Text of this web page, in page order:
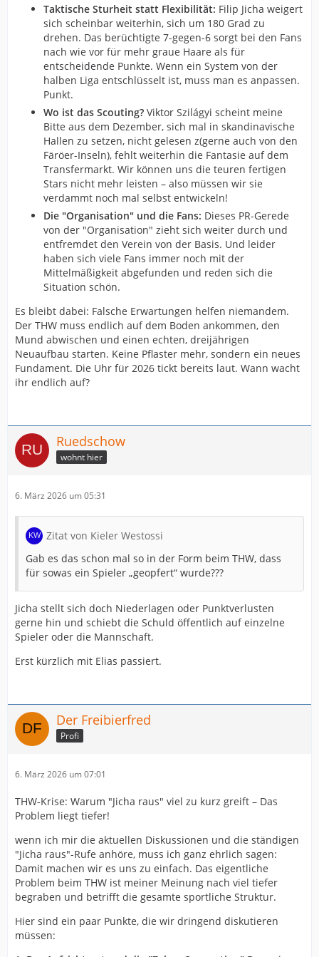
Szilagy ist planlos und kauft wild etwas zusammen, aber
Weltklasse ist nicht dabei. Jetzt kommen sicherlich
einige ganz Schlaue und sagen, dass zum THW die
Weltklassespieler nicht mehr wollen, aber warum ist das
so? Wer hat daran Schuld und wann wurde es so? Soll
ich es euch sagen? Nach dem Abgang von Gislason. Da
ging es los. Ja, es wurden danach noch Meisterschaften
gewonnen, aber das war größtenteils mit einem Kader
von ihm zusammengestellt.
Die Lösung? Szilagy muss sich weniger auf der
Auswechselbank herumtreiben, sondern sich ins Auto
setzen und sich die nord-europäischen Hallen von
innen anschauen. Junge, hungrige Spieler finden die
Lust auf die Bundesliga haben. Ja, es wird 2–3 Jahre
benötigen, aber man hat dann einen Kader, um die
Meisterschaft wieder zu gewinnen. Spieler, bei denen
es Spaß macht, zuzuschauen, und die das Potenzial
haben, Weltklasse zu werden. Anders sehe ich es im
Moment nicht. Vielleicht mit Skippy auf die Färöer-
Inseln fahren und sich da einige Spieler anschauen. 18–
Spieler kann sich der THW gerade nicht mehr leisten.
Vor allem nicht von Meisterschaft und CL träumen,
sondern auf dem Boden ankommen, Mund abwischen
und mal wieder anfangen, etwas aufzubauen. Falsche
Erwartungen helfen niemandem. Der THW hat das
Potenzial, aber es fehlen die richtigen Baumeister. Ich
Dieses 7 gegen 6 will keiner mehr sehen und es bringt
nicht den gewünschten Erfolg. Das muss ihm doch mal
jemand sagen, wenn er es nicht selbst sieht. So, ich bin
Taktische Sturheit statt Flexibilität: Filip Jicha weigert
sich scheinbar weiterhin, sich um 180 Grad zu
drehen. Das berüchtigte 7-gegen-6 sorgt bei den Fans
nach wie vor für mehr graue Haare als für
entscheidende Punkte. Wenn ein System von der
halben Liga entschlüsselt ist, muss man es anpassen.
Punkt.
Wo ist das Scouting? Viktor Szilágyi scheint meine
Bitte aus dem Dezember, sich mal in skandinavische
Hallen zu setzen, nicht gelesen z(gerne auch von den
Färöer-Inseln), fehlt weiterhin die Fantasie auf dem
Transfermarkt. Wir können uns die teuren fertigen
Stars nicht mehr leisten – also müssen wir sie
verdammt noch mal selbst entwickeln!
Die "Organisation" und die Fans: Dieses PR-Gerede
von der "Organisation" zieht sich weiter durch und
entfremdet den Verein von der Basis. Und leider
haben sich viele Fans immer noch mit der
Mittelmäßigkeit abgefunden und reden sich die
Situation schön.
Es bleibt dabei: Falsche Erwartungen helfen niemandem.
Der THW muss endlich auf dem Boden ankommen, den
Mund abwischen und einen echten, dreijährigen
Neuaufbau starten. Keine Pflaster mehr, sondern ein neues
Fundament. Die Uhr für 2026 tickt bereits laut. Wann wacht
ihr endlich auf?
Ruedschow
wohnt hier
6. März 2026 um 05:31
Zitat von Kieler Westossi
Gab es das schon mal so in der Form beim THW, dass
für sowas ein Spieler „geopfert“ wurde???
Jicha stellt sich doch Niederlagen oder Punktverlusten
gerne hin und schiebt die Schuld öffentlich auf einzelne
Spieler oder die Mannschaft.
Erst kürzlich mit Elias passiert.
Der Freibierfred
Profi
6. März 2026 um 07:01
THW-Krise: Warum "Jicha raus" viel zu kurz greift – Das
Problem liegt tiefer!
wenn ich mir die aktuellen Diskussionen und die ständigen
"Jicha raus"-Rufe anhöre, muss ich ganz ehrlich sagen:
Damit machen wir es uns zu einfach. Das eigentliche
Problem beim THW ist meiner Meinung nach viel tiefer
begraben und betrifft die gesamte sportliche Struktur.
Hier sind ein paar Punkte, die wir dringend diskutieren
müssen: